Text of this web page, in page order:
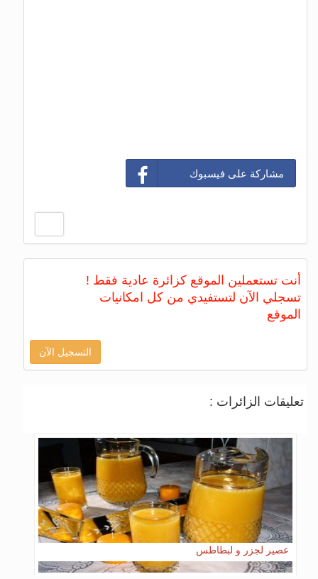
مشاركة على فيسبوك
أنت تستعملين الموقع كزائرة عادية فقط !
تسجلي الآن لتستفيدي من كل امكانيات
الموقع
التسجيل الآن
تعليقات الزائرات :
عصير لجزر و لبطاطس